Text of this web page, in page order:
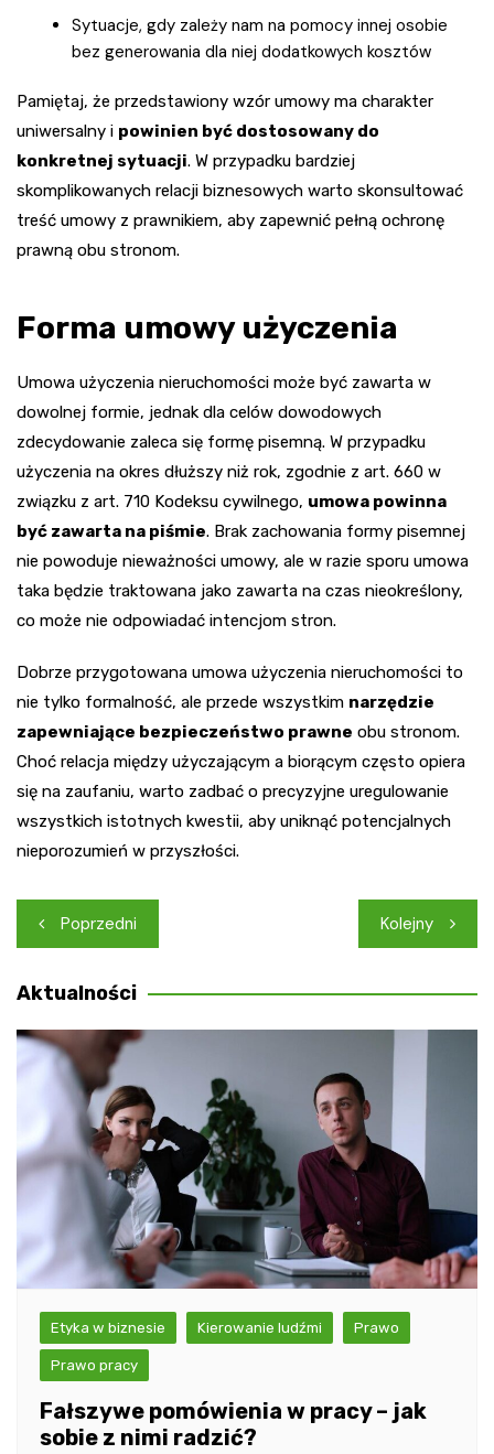
Sytuacje, gdy zależy nam na pomocy innej osobie
bez generowania dla niej dodatkowych kosztów
Pamiętaj, że przedstawiony wzór umowy ma charakter
uniwersalny i powinien być dostosowany do
konkretnej sytuacji. W przypadku bardziej
skomplikowanych relacji biznesowych warto skonsultować
treść umowy z prawnikiem, aby zapewnić pełną ochronę
prawną obu stronom.
Forma umowy użyczenia
Umowa użyczenia nieruchomości może być zawarta w
dowolnej formie, jednak dla celów dowodowych
zdecydowanie zaleca się formę pisemną. W przypadku
użyczenia na okres dłuższy niż rok, zgodnie z art. 660 w
związku z art. 710 Kodeksu cywilnego, umowa powinna
być zawarta na piśmie. Brak zachowania formy pisemnej
nie powoduje nieważności umowy, ale w razie sporu umowa
taka będzie traktowana jako zawarta na czas nieokreślony,
co może nie odpowiadać intencjom stron.
Dobrze przygotowana umowa użyczenia nieruchomości to
nie tylko formalność, ale przede wszystkim narzędzie
zapewniające bezpieczeństwo prawne obu stronom.
Choć relacja między użyczającym a biorącym często opiera
się na zaufaniu, warto zadbać o precyzyjne uregulowanie
wszystkich istotnych kwestii, aby uniknąć potencjalnych
nieporozumień w przyszłości.
Nawigacja
wpisu
Poprzedni Kolejny
Aktualności
Etyka w biznesie Kierowanie ludźmi Prawo
Prawo pracy
Fałszywe pomówienia w pracy – jak
sobie z nimi radzić?